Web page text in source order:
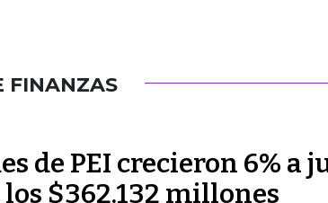
FINANZAS
de PEI crecieron 6% a
$362.132 millones